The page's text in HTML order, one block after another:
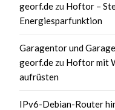
georf.de zu Hoftor –
Energiesparfunktion
Garagentor und
georf.de zu Hoftor mit
aufrüsten
IPv6-Debian-Router